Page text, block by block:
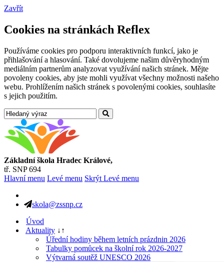
Zavřít
Cookies na stránkách Reflex
Používáme cookies pro podporu interaktivních funkcí, jako je
přihlašování a hlasování. Také dovolujeme našim důvěryhodným
mediálním partnerům analyzovat využívání našich stránek. Mějte
povoleny cookies, aby jste mohli využívat všechny možnosti našeho
webu. Prohlížením našich stránek s povolenými cookies, souhlasíte
s jejich použitím.
Základní škola Hradec Králové,
tř. SNP 694
Hlavní menu Levé menu Skrýt Levé menu
skola@zssnp.cz
Úvod
Aktuality ↓ ↑
Úřední hodiny během letních prázdnin 2026
Tabulky pomůcek na školní rok 2026-2027
Výtvarná soutěž UNESCO 2026